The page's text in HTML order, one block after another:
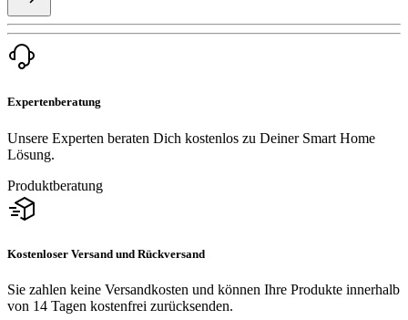
Expertenberatung
Unsere Experten beraten Dich kostenlos zu Deiner Smart Home
Lösung.
Produktberatung
Kostenloser Versand und Rückversand
Sie zahlen keine Versandkosten und können Ihre Produkte innerhalb
von 14 Tagen kostenfrei zurücksenden.